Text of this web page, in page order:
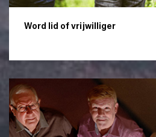
Word lid of vrijwilliger